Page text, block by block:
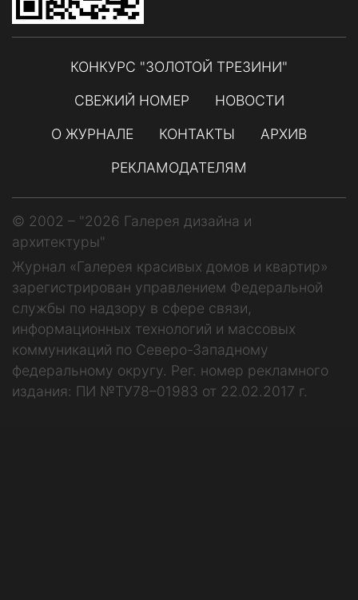
КОНКУРС "ЗОЛОТОЙ ТРЕЗИНИ"
СВЕЖИЙ НОМЕР
НОВОСТИ
О ЖУРНАЛЕ
КОНТАКТЫ
АРХИВ
РЕКЛАМОДАТЕЛЯМ
© 2002 – "2026 Галерея дизайна и
архитектуры"
Журнал «Галерея красивых домов и квартир»
зарегистрирован управлением Федеральной
службы по надзору в сфере связи,
информационных технологий и массовых
коммуникаций по Северо-Западному
федеральному округу. Рег. номер рекламного
издания: ПИ №ТУ78–01983 от 22.02.2017 г.